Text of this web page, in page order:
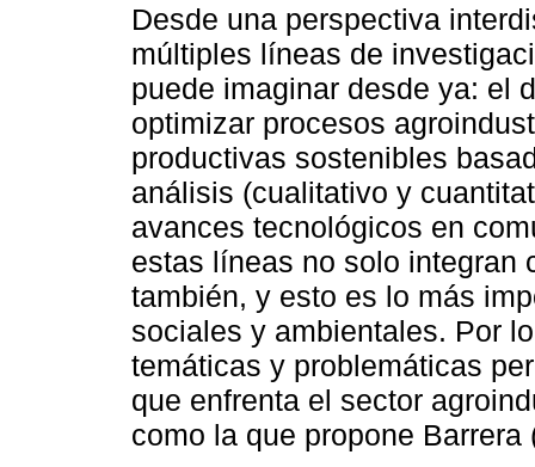
Desde una perspectiva
múltiples líneas de
puede imaginar desde ya: el
optimizar procesos
productivas sostenibles
análisis (cualitativo y
avances tecnológicos en
estas líneas no solo integran
también, y esto es lo más
sociales y ambientales. Por
temáticas y problemáticas
que enfrenta el sector
como la que propone Barrera